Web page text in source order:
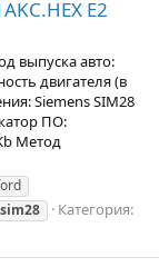
Е2
выпуска авто:
двигателя (в
Siemens SIM28
ПО:
Метод
sim28
Категория: